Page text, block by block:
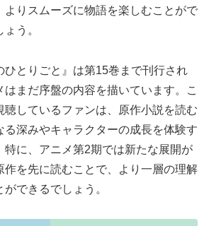
よりスムーズに物語を楽しむことがで
う。
ひとりごと』は第15巻まで刊行され
はまだ序盤の内容を描いています。こ
聴しているファンは、原作小説を読む
る深みやキャラクターの成長を体験す
特に、アニメ第2期では新たな展開が
作を先に読むことで、より一層の理解
できるでしょう。